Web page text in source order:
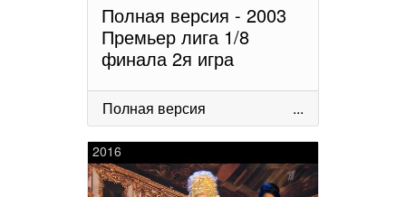
Полная версия - 2003
Премьер лига 1/8
финала 2я игра
Полная версия ...
2016